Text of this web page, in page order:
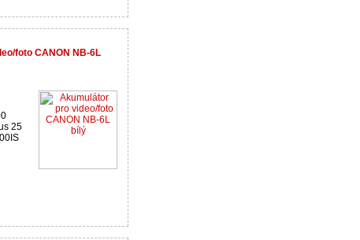
foto CANON NB-6L
25